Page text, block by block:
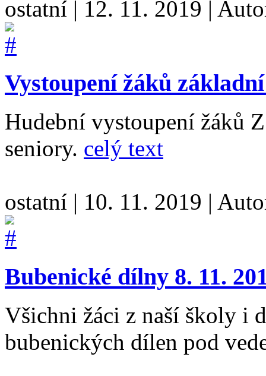
ostatní | 12. 11. 2019 |
Vystoupení žáků
Hudební vystoupení žáků
seniory. celý text
ostatní | 10. 11. 2019 |
Bubenické dílny 8. 11.
Všichni žáci z naší školy i
bubenických dílen pod